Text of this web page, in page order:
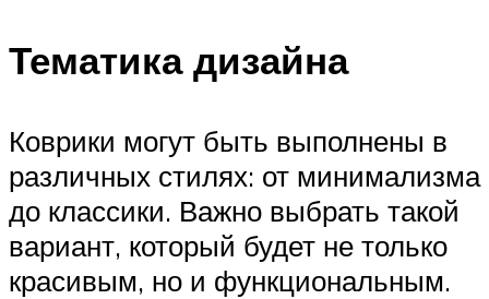
Тематика дизайна
Коврики могут быть выполнены в
различных стилях: от минимализма
до классики. Важно выбрать такой
вариант, который будет не только
красивым, но и функциональным.